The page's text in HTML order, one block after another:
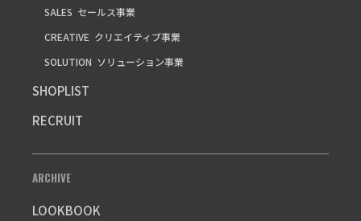
SALES セールス事業
CREATIVE クリエイティブ事業
SOLUTION ソリューション事業
SHOPLIST
RECRUIT
ARCHIVE
LOOKBOOK